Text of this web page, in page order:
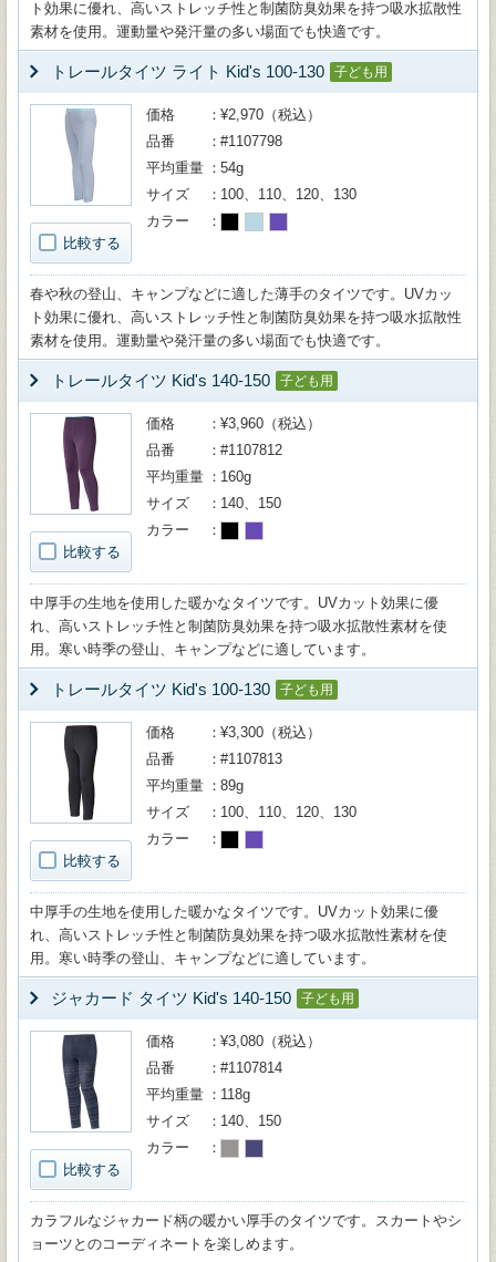
ト効果に優れ、高いストレッチ性と制菌防臭効果を持つ吸水拡散性
素材を使用。運動量や発汗量の多い場面でも快適です。
トレールタイツ ライト Kid's 100-130 子ども用
比較する
価格
¥2,970（税込）
品番
#1107798
平均重量
54g
サイズ
100、110、120、130
カラー
春や秋の登山、キャンプなどに適した薄手のタイツです。UVカッ
ト効果に優れ、高いストレッチ性と制菌防臭効果を持つ吸水拡散性
素材を使用。運動量や発汗量の多い場面でも快適です。
トレールタイツ Kid's 140-150 子ども用
比較する
価格
¥3,960（税込）
品番
#1107812
平均重量
160g
サイズ
140、150
カラー
中厚手の生地を使用した暖かなタイツです。UVカット効果に優
れ、高いストレッチ性と制菌防臭効果を持つ吸水拡散性素材を使
用。寒い時季の登山、キャンプなどに適しています。
トレールタイツ Kid's 100-130 子ども用
比較する
価格
¥3,300（税込）
品番
#1107813
平均重量
89g
サイズ
100、110、120、130
カラー
中厚手の生地を使用した暖かなタイツです。UVカット効果に優
れ、高いストレッチ性と制菌防臭効果を持つ吸水拡散性素材を使
用。寒い時季の登山、キャンプなどに適しています。
ジャカード タイツ Kid's 140-150 子ども用
比較する
価格
¥3,080（税込）
品番
#1107814
平均重量
118g
サイズ
140、150
カラー
カラフルなジャカード柄の暖かい厚手のタイツです。スカートやシ
ョーツとのコーディネートを楽しめます。